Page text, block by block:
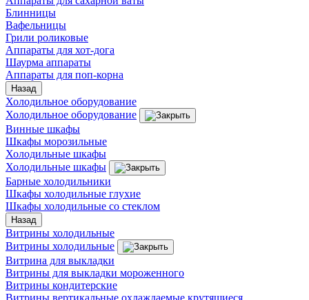
Блинницы
Вафельницы
Грили роликовые
Аппараты для хот-дога
Шаурма аппараты
Аппараты для поп-корна
Назад
Холодильное оборудование
Холодильное оборудование
Винные шкафы
Шкафы морозильные
Холодильные шкафы
Холодильные шкафы
Барные холодильники
Шкафы холодильные глухие
Шкафы холодильные со стеклом
Назад
Витрины холодильные
Витрины холодильные
Витрина для выкладки
Витрины для выкладки мороженного
Витрины кондитерские
Витрины вертикальные охлаждаемые крутящиеся